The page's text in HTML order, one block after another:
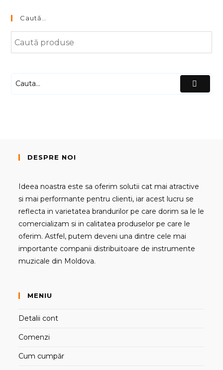
Caută…
DESPRE NOI
Ideea noastra este sa oferim solutii cat mai atractive
si mai performante pentru clienti, iar acest lucru se
reflecta in varietatea brandurilor pe care dorim sa le le
comercializam si in calitatea produselor pe care le
oferim. Astfel, putem deveni una dintre cele mai
importante companii distribuitoare de instrumente
muzicale din Moldova.
MENIU
Detalii cont
Comenzi
Cum cumpăr